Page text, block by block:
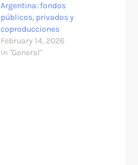
Argentina: fondos
públicos, privados y
coproducciones
February 14, 2026
In "General"